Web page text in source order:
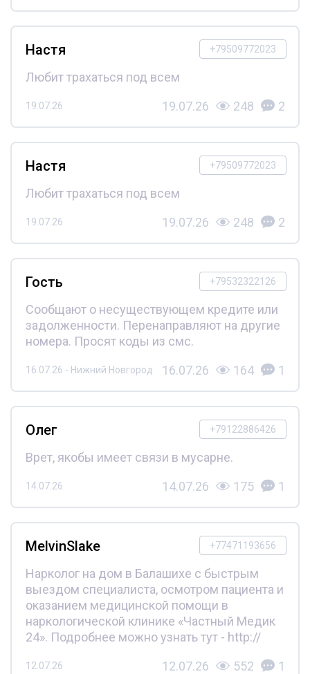
+79509772023
Настя
Любит трахаться под всем
19.07.26 19.07.26 248 2
+79509772023
Настя
Любит трахаться под всем
19.07.26 19.07.26 248 2
+79532322126
Гость
Сообщают о несуществующем кредите или
задолженности. Перенаправляют на другие
номера. Просят коды из смс.
16.07.26 - Нижний Новгород 16.07.26 164 1
+79122886426
Олег
Врет, якобы имеет связи в мусарне.
14.07.26 14.07.26 175 1
+77471193656
MelvinSlake
Нарколог на дом в Балашихе с быстрым
выездом специалиста, осмотром пациента и
оказанием медицинской помощи в
наркологической клинике «Частный Медик
24». Подробнее можно узнать тут - http://
12.07.26 12.07.26 552 1